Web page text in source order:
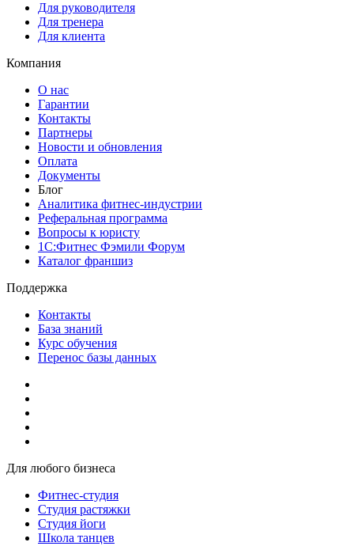
Для руководителя
Для тренера
Для клиента
Компания
О нас
Гарантии
Контакты
Партнеры
Новости и обновления
Оплата
Документы
Блог
Аналитика фитнес-индустрии
Реферальная программа
Вопросы к юристу
1С:Фитнес Фэмили Форум
Каталог франшиз
Поддержка
Контакты
База знаний
Курс обучения
Перенос базы данных
Для любого бизнеса
Фитнес-студия
Студия растяжки
Студия йоги
Школа танцев